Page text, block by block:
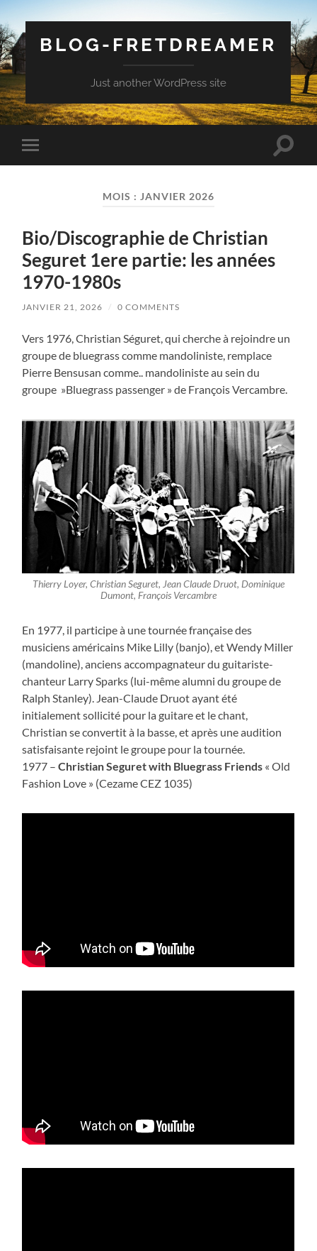
BLOG-FRETDREAMER
Just another WordPress site
Toggle
mobile
Toggle
MOIS : JANVIER 2026
Bio/Discographie de Christian
Seguret 1ere partie: les années
1970-1980s
JANVIER 21, 2026 / 0 COMMENTS
Vers 1976, Christian Séguret, qui cherche à rejoindre un
groupe de bluegrass comme mandoliniste, remplace
Pierre Bensusan comme.. mandoliniste au sein du
groupe »Bluegrass passenger » de François Vercambre.
Thierry Loyer, Christian Seguret, Jean Claude Druot, Dominique
Dumont, François Vercambre
En 1977, il participe à une tournée française des
musiciens américains Mike Lilly (banjo), et Wendy Miller
(mandoline), anciens accompagnateur du guitariste-
chanteur Larry Sparks (lui-même alumni du groupe de
Ralph Stanley). Jean-Claude Druot ayant été
initialement sollicité pour la guitare et le chant,
Christian se convertit à la basse, et après une audition
satisfaisante rejoint le groupe pour la tournée.
1977 –Christian Seguret with Bluegrass Friends « Old
Fashion Love » (Cezame CEZ 1035)